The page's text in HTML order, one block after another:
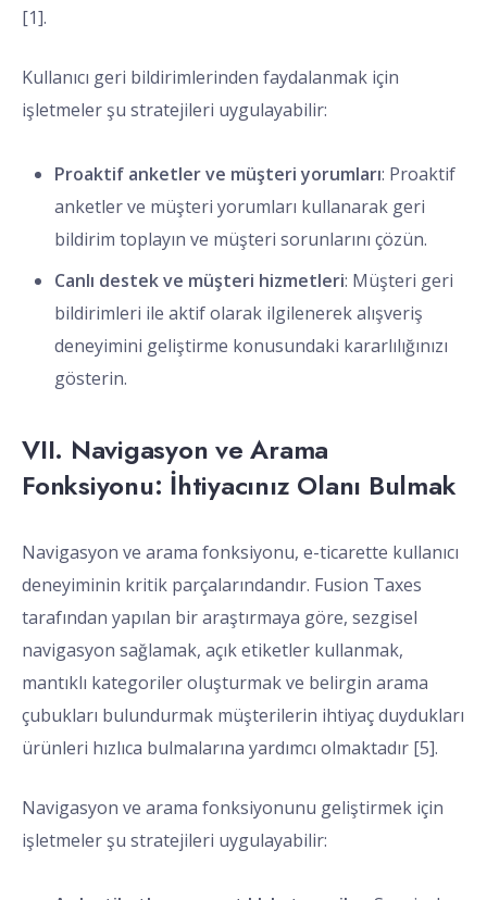
[1].
Kullanıcı geri bildirimlerinden faydalanmak için
işletmeler şu stratejileri uygulayabilir:
Proaktif anketler ve müşteri yorumları: Proaktif
anketler ve müşteri yorumları kullanarak geri
bildirim toplayın ve müşteri sorunlarını çözün.
Canlı destek ve müşteri hizmetleri: Müşteri geri
bildirimleri ile aktif olarak ilgilenerek alışveriş
deneyimini geliştirme konusundaki kararlılığınızı
gösterin.
VII. Navigasyon ve Arama
Fonksiyonu: İhtiyacınız Olanı Bulmak
Navigasyon ve arama fonksiyonu, e-ticarette kullanıcı
deneyiminin kritik parçalarındandır. Fusion Taxes
tarafından yapılan bir araştırmaya göre, sezgisel
navigasyon sağlamak, açık etiketler kullanmak,
mantıklı kategoriler oluşturmak ve belirgin arama
çubukları bulundurmak müşterilerin ihtiyaç duydukları
ürünleri hızlıca bulmalarına yardımcı olmaktadır [5].
Navigasyon ve arama fonksiyonunu geliştirmek için
işletmeler şu stratejileri uygulayabilir: